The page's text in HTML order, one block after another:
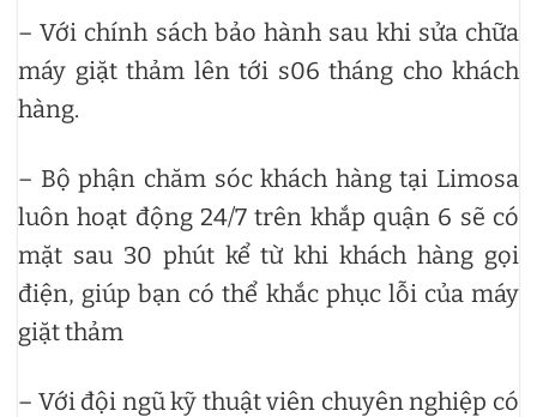
– Với chính sách bảo hành sau khi sửa chữa
máy giặt thảm lên tới s06 tháng cho khách
hàng.
– Bộ phận chăm sóc khách hàng tại Limosa
luôn hoạt động 24/7 trên khắp quận 6 sẽ có
mặt sau 30 phút kể từ khi khách hàng gọi
điện, giúp bạn có thể khắc phục lỗi của máy
giặt thảm
– Với đội ngũ kỹ thuật viên chuyên nghiệp có